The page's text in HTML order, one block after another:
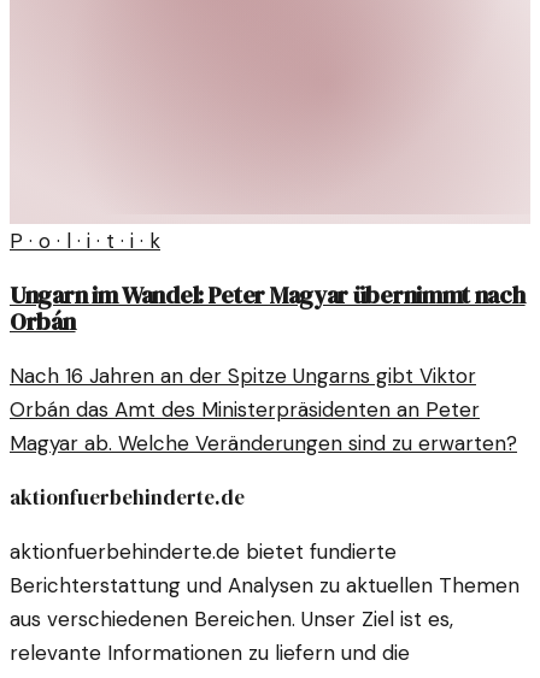
P · o · l · i · t · i · k
Ungarn im Wandel: Peter Magyar übernimmt nach
Orbán
Nach 16 Jahren an der Spitze Ungarns gibt Viktor
Orbán das Amt des Ministerpräsidenten an Peter
Magyar ab. Welche Veränderungen sind zu erwarten?
aktionfuerbehinderte.de
aktionfuerbehinderte.de bietet fundierte
Berichterstattung und Analysen zu aktuellen Themen
aus verschiedenen Bereichen. Unser Ziel ist es,
relevante Informationen zu liefern und die